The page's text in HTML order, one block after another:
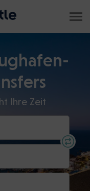
Ihre Zeit